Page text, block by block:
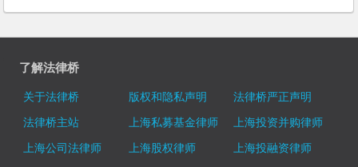
了解法律桥
关于法律桥 版权和隐私声明
法律桥严正声明
法律桥主站
上海私募基金律师
上海投资并购律师
上海公司法律师
上海股权律师
上海投融资律师